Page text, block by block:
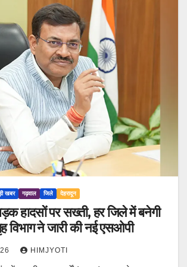
खबर गढ़वाल जिले देहरादून
हादसों पर सख्ती, हर जिले में बनेगी
विभाग ने जारी की नई एसओपी
HIMJYOTI